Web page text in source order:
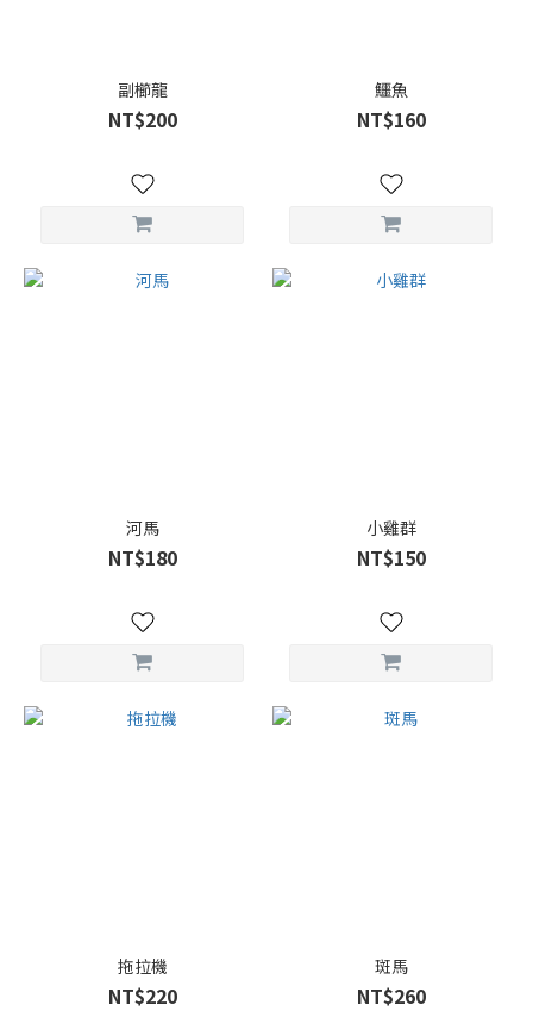
副櫛龍
NT$200
鱷魚
NT$160
河馬
NT$180
小雞群
NT$150
拖拉機
NT$220
斑馬
NT$260